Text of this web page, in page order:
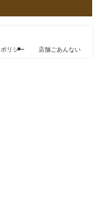
リシー 店舗ごあんない